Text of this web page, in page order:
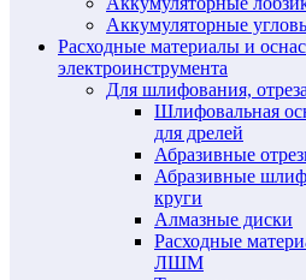
Аккумуляторные
Расходные материалы и
электроинструмента
Для шлифования,
Шлифовальная
для дрелей
Абразивные
Абразивные
круги
Алмазные диски
Расходные
ЛШМ